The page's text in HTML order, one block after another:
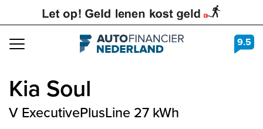
Navigation 9.5
Kia Soul
V ExecutivePlusLine 27 kWh